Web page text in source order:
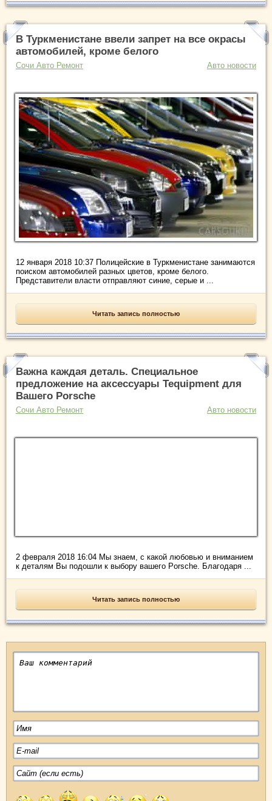
В Туркменистане ввели запрет на все окрасы
автомобилей, кроме белого
Сочи Авто Ремонт Авто новости
12 января 2018 10:37 Полицейские в Туркменистане занимаются
поиском автомобилей разных цветов, кроме белого.
Представители власти отправляют синие, серые и ...
Читать запись полностью
Важна каждая деталь. Специальное
предложение на аксессуары Tequipment для
Вашего Porsche
Сочи Авто Ремонт Авто новости
2 февраля 2018 16:04 Мы знаем, с какой любовью и вниманием
к деталям Вы подошли к выбору вашего Porsche. Благодаря ...
Читать запись полностью